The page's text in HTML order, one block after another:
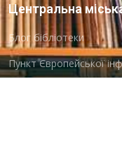
Центральна
Блог бібліотеки
Пункт Європейської